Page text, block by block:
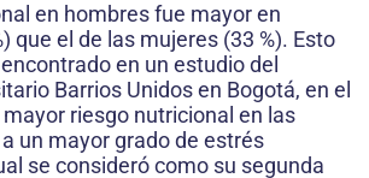
en hombres fue mayor en
que el de las mujeres (33 %). Esto
en un estudio del
Barrios Unidos en Bogotá, en el
riesgo nutricional en las
un mayor grado de estrés
se consideró como su segunda